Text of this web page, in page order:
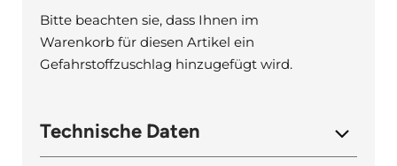
Bitte beachten sie, dass Ihnen im
Warenkorb für diesen Artikel ein
Gefahrstoffzuschlag hinzugefügt wird.
Technische Daten